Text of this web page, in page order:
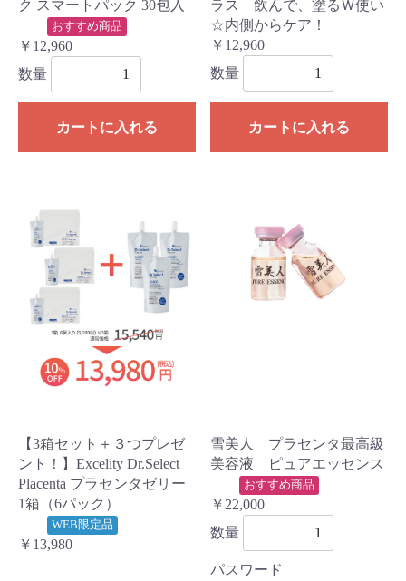
ク スマートパック 30包入
おすすめ商品
￥12,960
数量
カートに入れる
ラス 飲んで、塗るＷ使い
☆内側からケア！
￥12,960
数量
カートに入れる
【3箱セット＋３つプレゼ
ント！】Excelity Dr.Select
Placenta プラセンタゼリー
1箱（6パック）
WEB限定品
￥13,980
雪美人 プラセンタ最高級
美容液 ピュアエッセンス
おすすめ商品
￥22,000
数量
パスワード